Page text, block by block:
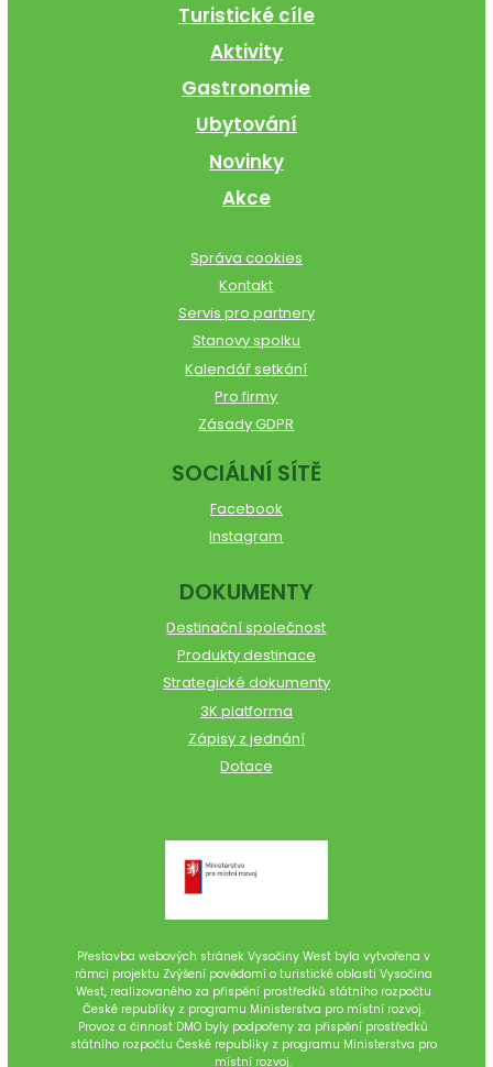
Turistické cíle
Aktivity
Gastronomie
Ubytování
Novinky
Akce
Správa cookies
Kontakt
Servis pro partnery
Stanovy spolku
Kalendář setkání
Pro firmy
Zásady GDPR
SOCIÁLNÍ SÍTĚ
Facebook
Instagram
DOKUMENTY
Destinační společnost
Produkty destinace
Strategické dokumenty
3K platforma
Zápisy z jednání
Dotace
Přestavba webových stránek Vysočiny West byla vytvořena v
rámci projektu Zvýšení povědomí o turistické oblasti Vysočina
West, realizovaného za přispění prostředků státního rozpočtu
České republiky z programu Ministerstva pro místní rozvoj.
Provoz a činnost DMO byly podpořeny za přispění prostředků
státního rozpočtu České republiky z programu Ministerstva pro
místní rozvoj.